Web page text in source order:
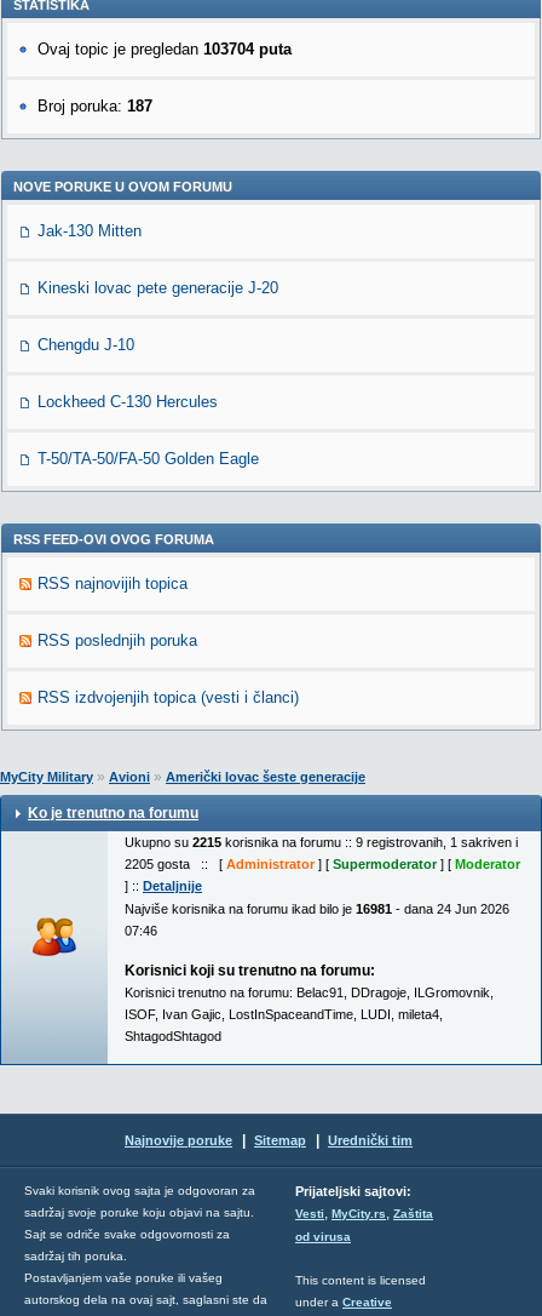
STATISTIKA
Ovaj topic je pregledan 103704 puta
Broj poruka: 187
NOVE PORUKE U OVOM FORUMU
Jak-130 Mitten
Kineski lovac pete generacije J-20
Chengdu J-10
Lockheed C-130 Hercules
T-50/TA-50/FA-50 Golden Eagle
RSS FEED-OVI OVOG FORUMA
RSS najnovijih topica
RSS poslednjih poruka
RSS izdvojenjih topica (vesti i članci)
MyCity Military » Avioni » Američki lovac šeste generacije
Ko je trenutno na forumu
Ukupno su 2215 korisnika na forumu :: 9 registrovanih, 1 sakriven i
2205 gosta :: [ Administrator] [ Supermoderator] [ Moderator
] :: Detaljnije
Najviše korisnika na forumu ikad bilo je 16981 - dana 24 Jun 2026
07:46
Korisnici koji su trenutno na forumu:
Korisnici trenutno na forumu: Belac91 DDragoje ILGromovnik
ISOF, Ivan Gajic LostInSpaceandTime LUDI mileta4
ShtagodShtagod
Najnovije poruke Sitemap Urednički tim
Svaki korisnik ovog sajta je odgovoran za
sadržaj svoje poruke koju objavi na sajtu.
Sajt se odriče svake odgovornosti za
sadržaj tih poruka.
Postavljanjem vaše poruke ili vašeg
autorskog dela na ovaj sajt, saglasni ste da
Prijateljski sajtovi:
Vesti, MyCity.rs, Zaštita
od virusa
This content is licensed
under a Creative